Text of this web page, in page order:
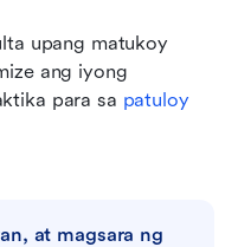
upang matukoy
ang iyong
para sa patuloy
at magsara ng